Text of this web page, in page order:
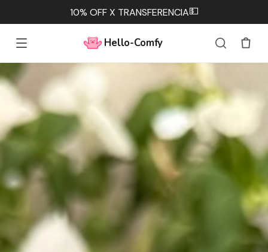
10% OFF X TRANSFERENCIA💵
Hello-Comfy